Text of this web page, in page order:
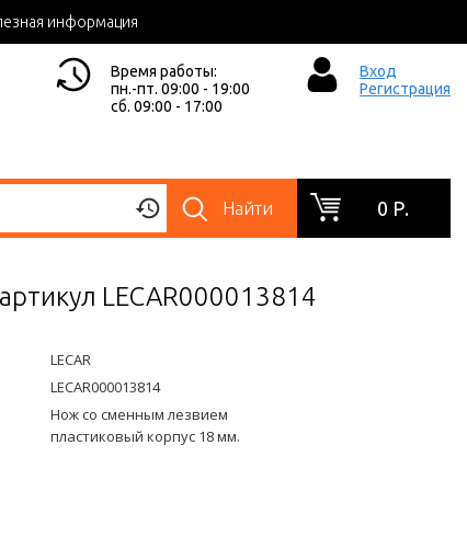
информация
Время работы:
пн.-пт. 09:00 - 19:00
сб. 09:00 - 17:00
Вход
Регистрация
Найти 0 Р.
LECAR000013814
LECAR
LECAR000013814
Нож со сменным лезвием
пластиковый корпус 18 мм.